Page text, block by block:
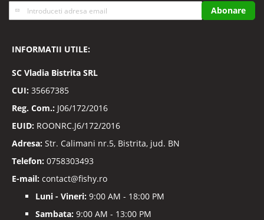
Inscrieti-
va
noastre
Abonare
INFORMATII UTILE:
SC Vladia Bistrita SRL
CUI: 35667385
Reg. Com.: J06/172/2016
EUID: ROONRC.J6/172/2016
Adresa: Str. Calimani nr.5, Bistrita, jud. BN
Telefon: 0758303493
E-mail: contact@fishy.ro
Luni - Vineri: 9:00 AM - 18:00 PM
Sambata: 9:00 AM - 13:00 PM